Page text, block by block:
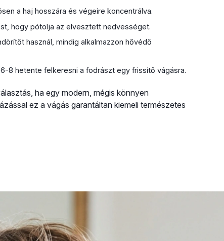
a haj hosszára és végeire koncentrálva.
hogy pótolja az elvesztett nedvességet.
használ, mindig alkalmazzon hővédő
8 hetente felkeresni a fodrászt egy frissítő vágásra.
ha egy modern, mégis könnyen
ez a vágás garantáltan kiemeli természetes